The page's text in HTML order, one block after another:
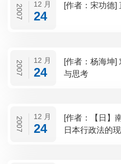
2007 12 月
24
[
2007 12 月
24
[作者：杨海坤] 对香港行政法的观察
与思考
2007 12 月
24
[作者：【日】
日本行政法的